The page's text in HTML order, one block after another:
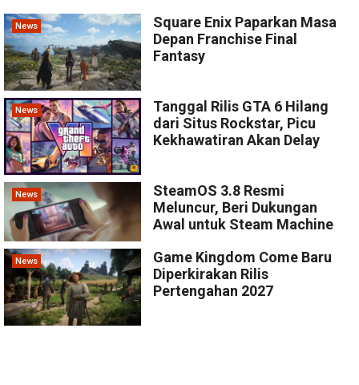
News
Square Enix Paparkan Masa
Depan Franchise Final
Fantasy
News
Tanggal Rilis GTA 6 Hilang
dari Situs Rockstar, Picu
Kekhawatiran Akan Delay
News
SteamOS 3.8 Resmi
Meluncur, Beri Dukungan
Awal untuk Steam Machine
News
Game Kingdom Come Baru
Diperkirakan Rilis
Pertengahan 2027